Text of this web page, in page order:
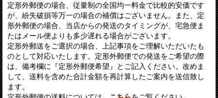
定形外郵便の場合、従量制の全国均一料金で比較的安価です
が、紛失破損等万一の場合の補償はございません。また、定
形外郵便の場合、当店からの発送のタイミングが、宅急便ま
たはメール便よりも多少遅れる場合がございます。
定形外郵送をご選択の場合、上記事項をご理解いただいたも
のとして対応いたします。定形外郵便での発送をご希望の際
は、備考欄に『定形外郵便希望』とご記入ください。改めま
して、送料を含めた合計金額を再計算したご案内を送信致し
ます。